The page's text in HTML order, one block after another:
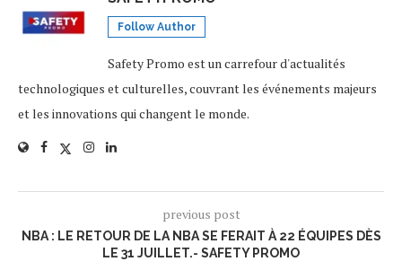
Follow Author
Safety Promo est un carrefour d'actualités
technologiques et culturelles, couvrant les événements majeurs
et les innovations qui changent le monde.
previous post
NBA : LE RETOUR DE LA NBA SE FERAIT À 22 ÉQUIPES DÈS
LE 31 JUILLET.- SAFETY PROMO